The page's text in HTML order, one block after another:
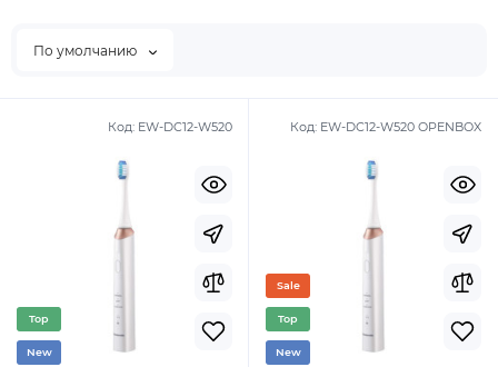
По умолчанию
Код: EW-DC12-W520
Top
New
Код: EW-DC12-W520 OPENBOX
Sale
Top
New